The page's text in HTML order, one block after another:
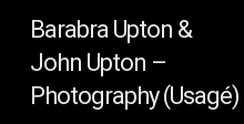
Barabra Upton &
John Upton –
Photography (Usagé)